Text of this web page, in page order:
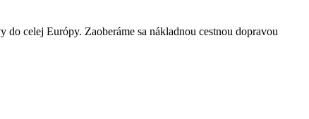
celej Európy. Zaoberáme sa nákladnou cestnou dopravou